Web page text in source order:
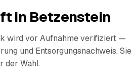
in Betzenstein
wird vor Aufnahme verifiziert —
und Entsorgungsnachweis. Sie
der Wahl.